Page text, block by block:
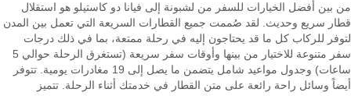
من بين أفضل الخيارات للسفر من لشبونة إلى فيانا دو كاستيلو هو استقلال
قطار سريع وحديث. لقد صُممت جميع القطارات السريعة التي تعمل بين المدن
لتوفر للركاب كل ما قد يحتاجون إليه في رحلة ممتعة، بما في ذلك درجات
سفر متنوعة للاختيار من بينها وأوقات سفر سريعة (تستغرق الرحلة حوالي 5
ساعات) وجدول مواعيد شامل يتضمن ما يصل إلى 19 مغادرات يومية. تتوفر
أيضاً وسائل راحة رائعة على متن القطار في خدمتك أثناء الرحلة. تتميز